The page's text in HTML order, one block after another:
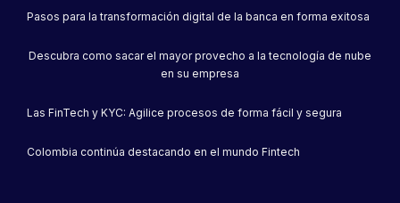
App móvil
Pasos para la transformación digital de la banca en forma exitosa
Descubra como sacar el mayor provecho a la tecnología de nube
en su empresa
Las FinTech y KYC: Agilice procesos de forma fácil y segura
Colombia continúa destacando en el mundo Fintech